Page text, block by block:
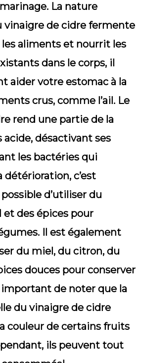
La nature
vinaigre de cidre fermente
aliments et nourrit les
dans le corps, il
aider votre estomac à la
crus, comme l’ail. Le
rend une partie de la
désactivant ses
les bactéries qui
détérioration, c’est
d’utiliser du
et des épices pour
Il est également
du miel, du citron, du
douces pour conserver
de noter que la
du vinaigre de cidre
couleur de certains fruits
ils peuvent tout